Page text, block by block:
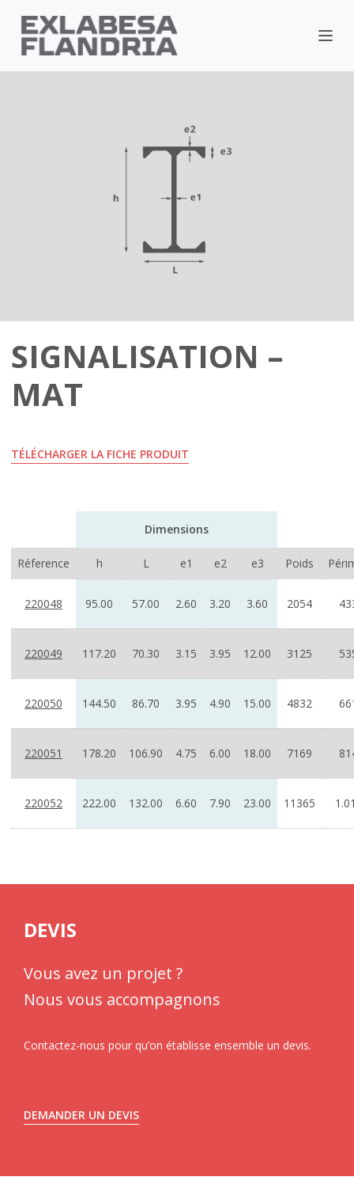
SIGNALISATION –
MAT
TÉLÉCHARGER LA FICHE PRODUIT
Dimensions
Réference h L e1 e2 e3 Poids
220048 95.00 57.00 2.60 3.20 3.60 2054
220049 117.20 70.30 3.15 3.95 12.00 3125
220050 144.50 86.70 3.95 4.90 15.00 4832
220051 178.20 106.90 4.75 6.00 18.00 7169
220052 222.00 132.00 6.60 7.90 23.00 11365
DEVIS
Vous avez un projet ?
Nous vous accompagnons
Contactez-nous pour qu’on établisse ensemble un devis.
DEMANDER UN DEVIS